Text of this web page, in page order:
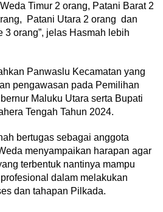
Timur 2 orang, Patani Barat 2
Patani Utara 2 orang dan
3 orang”, jelas Hasmah lebih
Panwaslu Kecamatan yang
pengawasan pada Pemilihan
Maluku Utara serta Bupati
Tengah Tahun 2024.
bertugas sebagai anggota
menyampaikan harapan agar
terbentuk nantinya mampu
dalam melakukan
dan tahapan Pilkada.